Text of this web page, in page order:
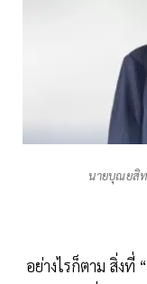
นายบุณยสิ
อย่างไรก็ตาม สิ่งที่